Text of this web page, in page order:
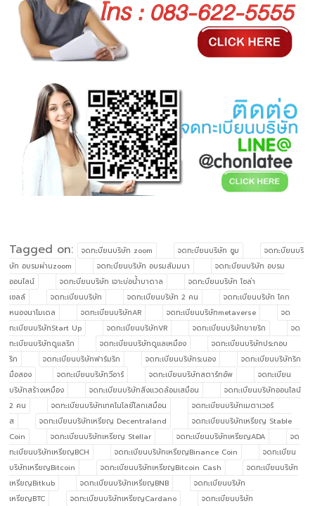
Tagged on: จดทะบียนบริษัท zoom จดทะบียนบริษัท ซูม
จดทะบียนบริ
ษัท อบรมผ่านzoom
จดทะบียนบริษัท อบรมสัมมนา
จดทะบียนบริษัท อบรม
ออนไลน์
จดทะบียนบริษัท เจาะบ่อน้ำบาดาล
จดทะบียนบริษัท โซล่า
เซลล์
จดทะเบียนบริษัท จดทะเบียนบริษัท 2 คน
จดทะเบียนบริษัท โคก
หนองนาโมเดล
จดทะเบียนบริษัทAR จดทะเบียนบริษัทmetaverse
จด
ทะเบียนบริษัทStart Up
จดทะเบียนบริษัทVR จดทะเบียนบริษัทขายริก
จด
ทะเบียนบริษัทดูแลริก
จดทะเบียนบริษัทดูแลเหมือง
จดทะเบียนบริษัทประกอบ
ริก
จดทะเบียนบริษัทฟาร์มริก จดทะเบียนบริษัทระนอง
จดทะเบียนบริษัทริก
มือสอง
จดทะเบียนบริษัทวีอาร์ จดทะเบียนบริษัทสตาร์ทอัพ
จดทะเบียน
บริษัทสร้างเหมือง
จดทะเบียนบริษัทสิ่งแวดล้อมเสมือน
จดทะเบียนบริษัทออนไลน์
2 คน
จดทะเบียนบริษัทเทคโนโลยีโลกเสมือน
จดทะเบียนบริษัทเมตาเวอร์
ส
จดทะเบียนบริษัทเหรียญ Decentraland
จดทะเบียนบริษัทเหรียญ Stable
Coin
จดทะเบียนบริษัทเหรียญ Stellar จดทะเบียนบริษัทเหรียญADA
จด
ทะเบียนบริษัทเหรียญBCH
จดทะเบียนบริษัทเหรียญBinance Coin
จดทะเบียน
บริษัทเหรียญBitcoin
จดทะเบียนบริษัทเหรียญBitcoin Cash
จดทะเบียนบริษัท
เหรียญBitkub
จดทะเบียนบริษัทเหรียญBNB
จดทะเบียนบริษัท
เหรียญBTC
จดทะเบียนบริษัทเหรียญCardano จดทะเบียนบริษัท